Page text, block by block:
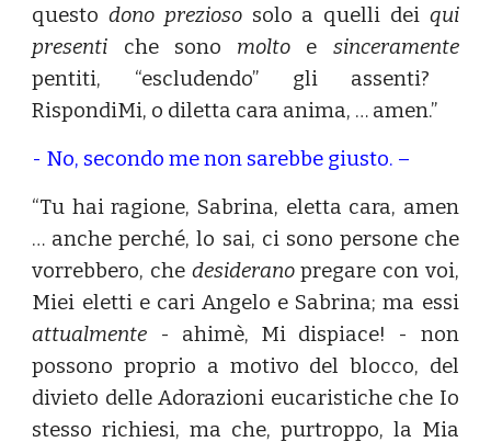
questodono preziososolo a quelli dei qui
presenti che sono molto e sinceramente
pentiti, “escludendo” gli assenti?
RispondiMi, o diletta cara anima, … amen.”
- No, secondo me non sarebbe giusto. –
“Tu hai ragione, Sabrina, eletta cara, amen
… anche perché, lo sai, ci sono persone che
vorrebbero, che desideranopregare con voi,
Miei eletti e cari Angelo e Sabrina; ma essi
attualmente - ahimè, Mi dispiace! - non
possono proprio a motivo del blocco, del
divieto delle Adorazioni eucaristiche che Io
stesso richiesi, ma che, purtroppo, la Mia